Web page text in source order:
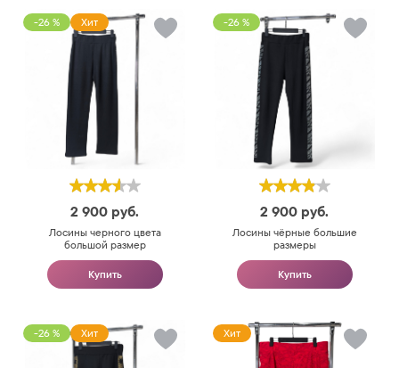
-26 % Хит
2 900 руб.
Лосины черного цвета
большой размер
Купить
-26 %
2 900 руб.
Лосины чёрные большие
размеры
Купить
-26 % Хит Хит